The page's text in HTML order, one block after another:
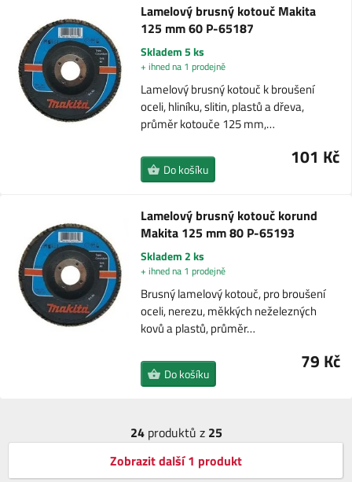
Lamelový brusný kotouč Makita
125 mm 60 P-65187
Skladem 5 ks
+ ihned na 1 prodejně
Lamelový brusný kotouč k broušení
oceli, hliníku, slitin, plastů a dřeva,
průměr kotouče 125 mm,…
101 Kč
Do košíku
Lamelový brusný kotouč korund
Makita 125 mm 80 P-65193
Skladem 2 ks
+ ihned na 1 prodejně
Brusný lamelový kotouč, pro broušení
oceli, nerezu, měkkých neželezných
kovů a plastů, průměr…
79 Kč
Do košíku
24produktů z 25
Zobrazit další 1 produkt